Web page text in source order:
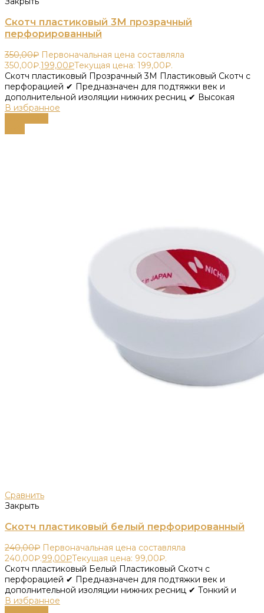
Скотч пластиковый 3М прозрачный
перфорированный
350,00₽ Первоначальная цена составляла
350,00₽.199,00₽Текущая цена: 199,00₽.
Скотч пластиковый Прозрачный 3М Пластиковый Скотч с
перфорацией ✔ Предназначен для подтяжки век и
дополнительной изоляции нижних ресниц ✔ Высокая
В избранное
Сравнить
Закрыть
Скотч пластиковый белый перфорированный
240,00₽ Первоначальная цена составляла
240,00₽.99,00₽Текущая цена: 99,00₽.
Скотч пластиковый Белый Пластиковый Скотч с
перфорацией ✔ Предназначен для подтяжки век и
дополнительной изоляции нижних ресниц ✔ Тонкий и
В избранное